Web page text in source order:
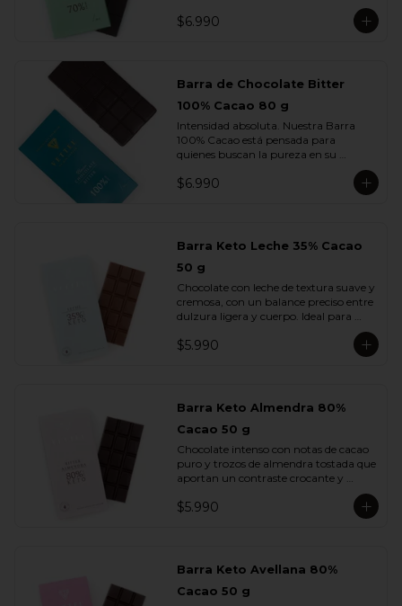
$6.990
Barra de Chocolate Bitter
100% Cacao 80 g
Intensidad absoluta. Nuestra Barra
100% Cacao está pensada para
quienes buscan la pureza en su
firme, profundo, terroso y elegante, sin
cacao en su estado más auténtico, con
natural. Una barra creada para
verdaderos amantes del cacao.
$6.990
Barra Keto Leche 35% Cacao
50 g
Chocolate con leche de textura suave y
cremosa, con un balance preciso entre
dulzura ligera y cuerpo. Ideal para
quienes disfrutan del sabor del cacao
con leche sin perder la intensidad del
$5.990
Barra Keto Almendra 80%
Cacao 50 g
Chocolate intenso con notas de cacao
puro y trozos de almendra tostada que
aportan un contraste crocante y
equilibrada entre potencia y sutileza.
$5.990
Barra Keto Avellana 80%
Cacao 50 g